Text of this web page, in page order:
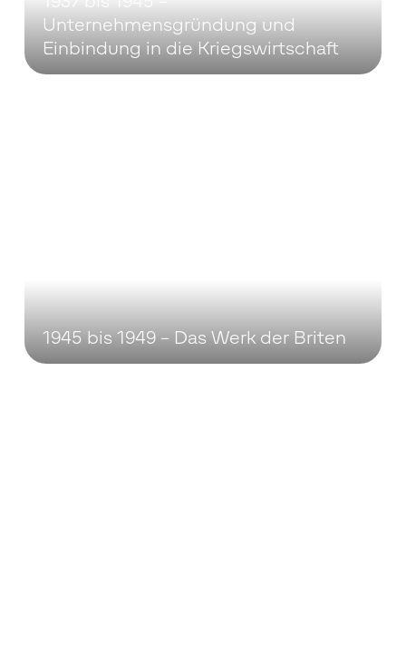
Unternehmensgründung und
Einbindung in die Kriegswirtschaft
1945 bis 1949 – Das Werk der Briten